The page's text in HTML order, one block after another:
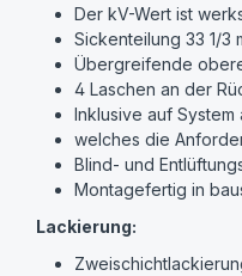
Der kV-Wert ist
Sickenteilung 33 1/3
Übergreifende
4 Laschen an der
Inklusive auf
welches die
Blind- und
Montagefertig in
Lackierung: